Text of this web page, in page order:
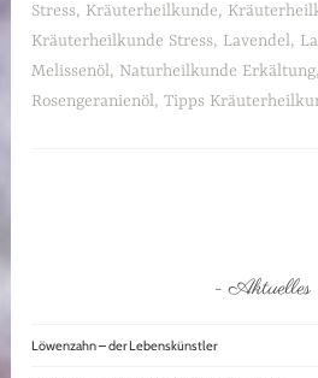
Stress, Kräuterheilkunde,
Kräuterheilkunde Stress, Lavendel,
Melissenöl, Naturheilkunde Erkältung,
Rosengeranienöl,Tipps
Aktuelles
Löwenzahn – der Lebenskünstler